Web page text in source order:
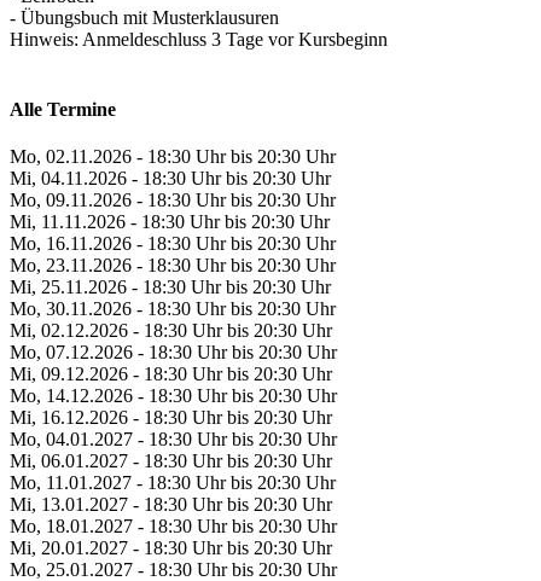
- Übungsbuch mit Musterklausuren
Hinweis: Anmeldeschluss 3 Tage vor Kursbeginn
Alle Termine
Mo, 02.11.2026 - 18:30 Uhr bis 20:30 Uhr
Mi, 04.11.2026 - 18:30 Uhr bis 20:30 Uhr
Mo, 09.11.2026 - 18:30 Uhr bis 20:30 Uhr
Mi, 11.11.2026 - 18:30 Uhr bis 20:30 Uhr
Mo, 16.11.2026 - 18:30 Uhr bis 20:30 Uhr
Mo, 23.11.2026 - 18:30 Uhr bis 20:30 Uhr
Mi, 25.11.2026 - 18:30 Uhr bis 20:30 Uhr
Mo, 30.11.2026 - 18:30 Uhr bis 20:30 Uhr
Mi, 02.12.2026 - 18:30 Uhr bis 20:30 Uhr
Mo, 07.12.2026 - 18:30 Uhr bis 20:30 Uhr
Mi, 09.12.2026 - 18:30 Uhr bis 20:30 Uhr
Mo, 14.12.2026 - 18:30 Uhr bis 20:30 Uhr
Mi, 16.12.2026 - 18:30 Uhr bis 20:30 Uhr
Mo, 04.01.2027 - 18:30 Uhr bis 20:30 Uhr
Mi, 06.01.2027 - 18:30 Uhr bis 20:30 Uhr
Mo, 11.01.2027 - 18:30 Uhr bis 20:30 Uhr
Mi, 13.01.2027 - 18:30 Uhr bis 20:30 Uhr
Mo, 18.01.2027 - 18:30 Uhr bis 20:30 Uhr
Mi, 20.01.2027 - 18:30 Uhr bis 20:30 Uhr
Mo, 25.01.2027 - 18:30 Uhr bis 20:30 Uhr